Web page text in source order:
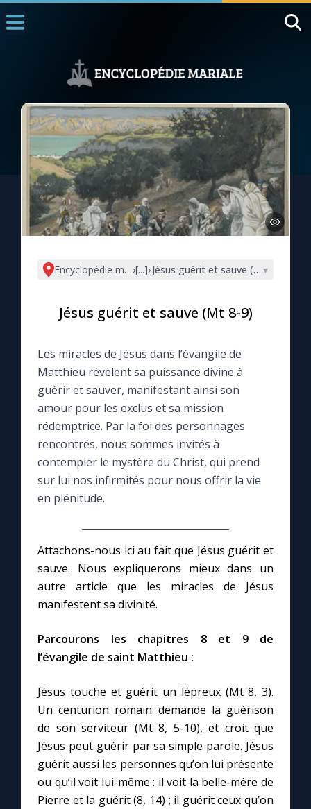
1000 Raisons de Croire
L'actualité de la semaine
La chaîne Youtube
La newsletter
La vidéo de la semaine
Le magazine
Le site internet
Questions-réponses
L'Évangile chaque jour
Marie qui défait les nœuds
Me consacrer à Jésus par Marie
Mes intentions de prière
Une Minute avec Marie
Encyclopédie mariale
›[...]›Jésus guérit et sauve (Mt 8-9)
▾
Jésus guérit et sauve (Mt 8-9)
Les miracles de Jésus dans l’évangile de
Matthieu révèlent sa puissance divine à
guérir et sauver, manifestant ainsi son
amour pour les exclus et sa mission
rédemptrice. Par la foi des personnages
rencontrés, nous sommes invités à
contempler le mystère du Christ, qui prend
sur lui nos infirmités pour nous offrir la vie
en plénitude.
Attachons-nous ici au fait que Jésus guérit et
sauve. Nous expliquerons mieux dans un
autre article que les miracles de Jésus
manifestent sa divinité.
Parcourons les chapitres 8 et 9 de
l’évangile de saint Matthieu :
Jésus touche et guérit un lépreux (Mt 8, 3).
Un centurion romain demande la guérison
de son serviteur (Mt 8, 5-10), et croit que
Jésus peut guérir par sa simple parole. Jésus
guérit aussi les personnes qu’on lui présente
ou qu’il voit lui-même : il voit la belle-mère de
Pierre et la guérit (8, 14) ; il guérit ceux qu’on